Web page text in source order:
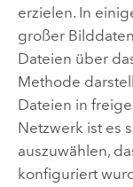
erzielen. In
großer
Dateien über
Methode
Dateien in
Netzwerk ist es
auszuwählen,
konfiguriert